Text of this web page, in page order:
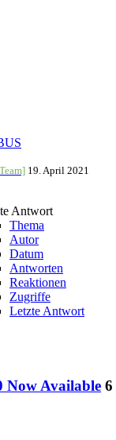
19. April 2021
Antwort
Thema
Autor
Datum
Antworten
Reaktionen
Zugriffe
Letzte Antwort
Now Available 6